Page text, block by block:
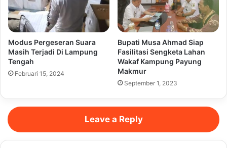
Modus Pergeseran Suara
Masih Terjadi Di Lampung
Tengah
Februari 15, 2024
Bupati Musa Ahmad Siap
Fasilitasi Sengketa Lahan
Wakaf Kampung Payung
Makmur
September 1, 2023
Leave a Reply